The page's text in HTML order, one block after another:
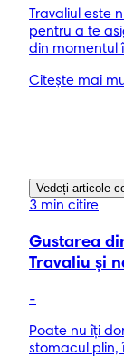
Travaliul este
pentru a te
din momentul
Citește mai
Vedeți articole
3 min citire
Gustarea
Travaliu și
-
Poate nu îți
stomacul